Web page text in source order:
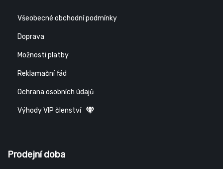
Všeobecné obchodní podmínky
Doprava
Možnosti platby
Reklamační řád
Ochrana osobních údajů
Výhody VIP členství
Prodejní doba